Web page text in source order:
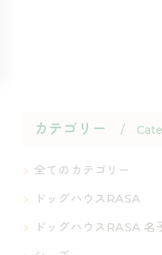
カテゴリー
全てのカテゴリー
ドッグハウスRASA
ドッグハウスRASA 名